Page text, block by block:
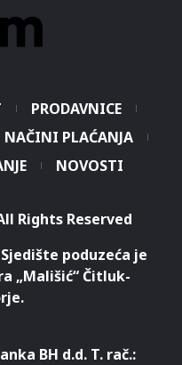
PRODAVNICE
NAČINI PLAĆANJA
NOVOSTI
Rights Reserved
poduzeća je
„Mališić“ Čitluk-
BH d.d. T. rač.: